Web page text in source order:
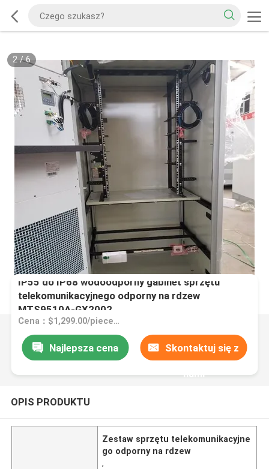
2/6
IP55 do IP68 wodoodporny gabinet sprzętu
telekomunikacyjnego odporny na rdzew
MTS9510A-GX2002
Cena：$1,299.00/pieces 1-99 pieces
Najlepsza cena Skontaktuj się z
nami
OPIS PRODUKTU
Zestaw sprzętu telekomunikacyjne
go odporny na rdzew
,